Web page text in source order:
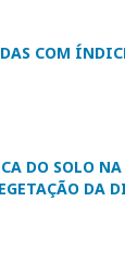
COM
DO SOLO
DA